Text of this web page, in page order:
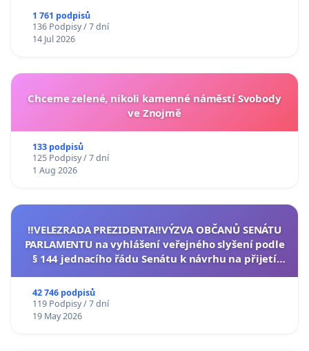
1 761 podpisů
136 Podpisy / 7 dní
14 Jul 2026
Chceme zelené, nikoli kamenné náměstí Svobody
ve Znojmě
133 podpisů
125 Podpisy / 7 dní
1 Aug 2026
‼️VELEZRADA PREZIDENTA‼️VÝZVA OBČANŮ SENÁTU
PARLAMENTU na vyhlášení veřejného slyšení podle
§ 144 jednacího řádu Senátu k návrhu na přijetí
42 746 podpisů
119 Podpisy / 7 dní
19 May 2026